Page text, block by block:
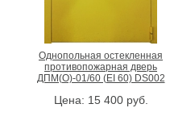
Однопольная остекленная
противопожарная дверь
ДПМ(О)-01/60 (EI 60) DS002
Цена: 15 400руб.